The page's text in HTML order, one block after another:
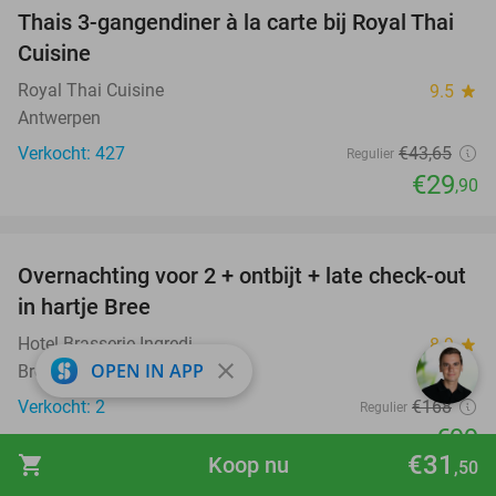
shopping_cart €31 ,50
Koop nu
32%
Thais 3-gangendiner à la carte bij Royal Thai
Cuisine
Royal Thai Cuisine 9.5 star
Antwerpen
Verkocht: 427
Regulier €43,65
€29,90
41%
TODAY
Overnachting voor 2 + ontbijt + late check-out
in hartje Bree
Hotel Brasserie Ingredi 8.9star
Bree
Verkocht: 2
Regulier €168
€99
Excl. ca. €3 p.p.p.n. toeristenbelasting
OPEN IN APP close